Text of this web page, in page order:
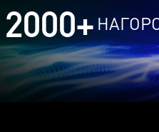
2000+